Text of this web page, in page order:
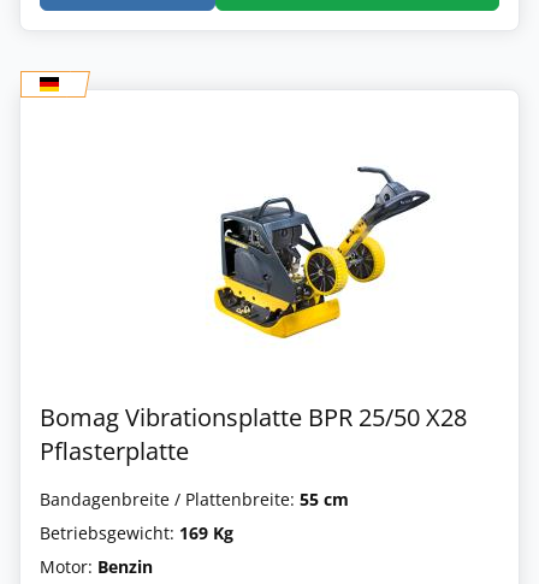
Bomag Vibrationsplatte BPR 25/50 X28
Pflasterplatte
Bandagenbreite / Plattenbreite: 55 cm
Betriebsgewicht: 169 Kg
Motor: Benzin